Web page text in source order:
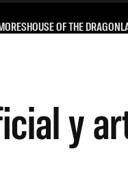
HOUSE OF THE DRAGON
y